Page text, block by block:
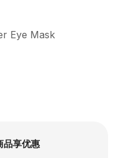
Eye Mask
品享优惠